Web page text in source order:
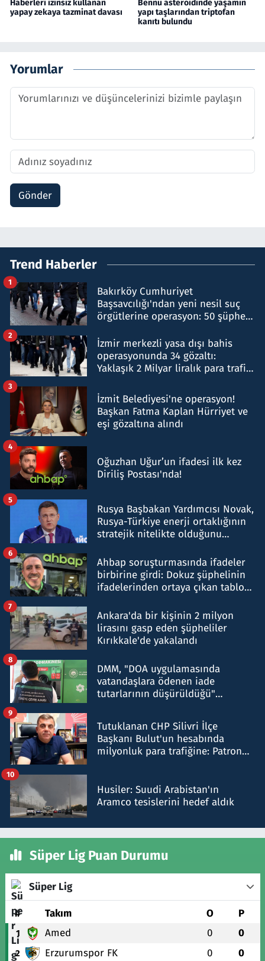
Haberleri izinsiz kullanan
yapay zekaya tazminat davası
Bennu asteroidinde yaşamın
yapı taşlarından triptofan
kanıtı bulundu
Yorumlar
Gönder
Trend Haberler
Bakırköy Cumhuriyet
Başsavcılığı'ndan yeni nesil suç
örgütlerine operasyon: 50 şüpheli
1
İzmir merkezli yasa dışı bahis
operasyonunda 34 gözaltı:
Yaklaşık 2 Milyar liralık para trafiği
2
İzmit Belediyesi'ne operasyon!
Başkan Fatma Kaplan Hürriyet ve
eşi gözaltına alındı
3
Oğuzhan Uğur’un ifadesi ilk kez
Diriliş Postası'nda!
4
Rusya Başbakan Yardımcısı Novak,
Rusya-Türkiye enerji ortaklığının
stratejik nitelikte olduğunu
5
Ahbap soruşturmasında ifadeler
birbirine girdi: Dokuz şüphelinin
ifadelerinden ortaya çıkan tablo
6
Ankara'da bir kişinin 2 milyon
lirasını gasp eden şüpheliler
Kırıkkale'de yakalandı
7
DMM, "DOA uygulamasında
vatandaşlara ödenen iade
tutarlarının düşürüldüğü"
8
Tutuklanan CHP Silivri İlçe
Başkanı Bulut'un hesabında
milyonluk para trafiğine: Patron
9
Husiler: Suudi Arabistan'ın
Aramco tesislerini hedef aldık
10
Süper Lig Puan Durumu
Süper Lig
# Takım O P
1 Amed 0 0
2 Erzurumspor FK 0 0